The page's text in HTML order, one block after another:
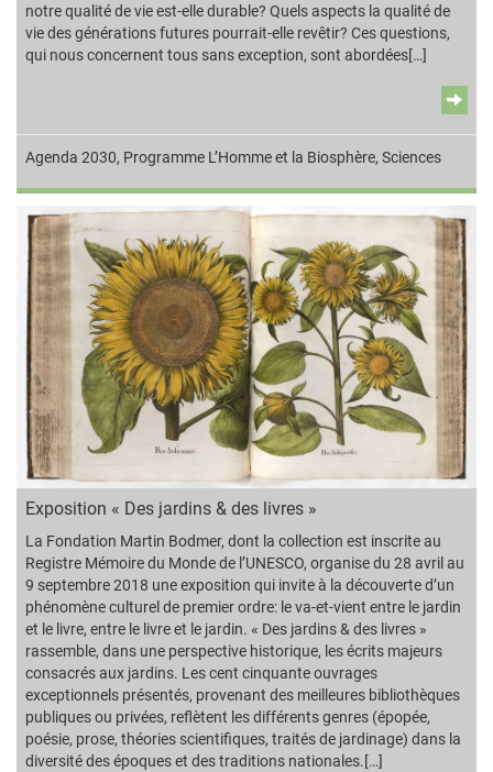
notre qualité de vie est-elle durable? Quels aspects la qualité de
vie des générations futures pourrait-elle revêtir? Ces questions,
qui nous concernent tous sans exception, sont abordées[…]
Agenda 2030, Programme L’Homme et la Biosphère, Sciences
Exposition « Des jardins & des livres »
La Fondation Martin Bodmer, dont la collection est inscrite au
Registre Mémoire du Monde de l’UNESCO, organise du 28 avril au
9 septembre 2018 une exposition qui invite à la découverte d’un
phénomène culturel de premier ordre: le va-et-vient entre le jardin
et le livre, entre le livre et le jardin. « Des jardins & des livres »
rassemble, dans une perspective historique, les écrits majeurs
consacrés aux jardins. Les cent cinquante ouvrages
exceptionnels présentés, provenant des meilleures bibliothèques
publiques ou privées, reflètent les différents genres (épopée,
poésie, prose, théories scientifiques, traités de jardinage) dans la
diversité des époques et des traditions nationales.[…]